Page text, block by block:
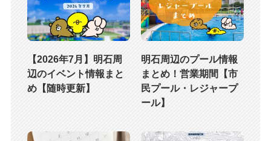
【2026年7月】明石周
辺のイベント情報まと
め【随時更新】
明石周辺のプール情報
まとめ！営業期間【市
民プール・レジャープ
ール】